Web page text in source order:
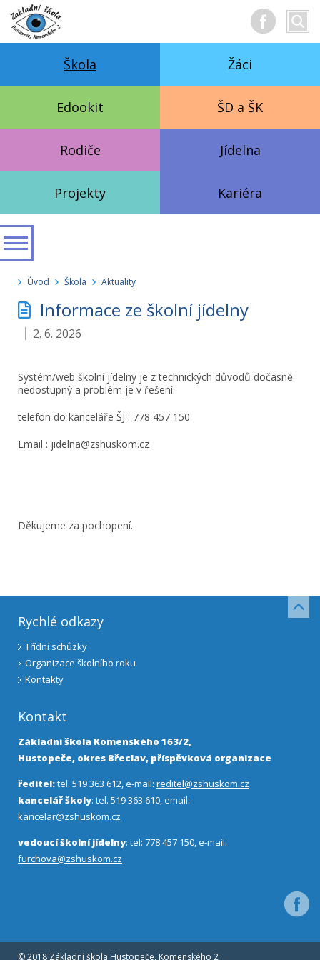
text
Škola Žáci
Edookit ŠD a ŠK
Rodiče Jídelna
Projekty Kariéra
Úvod Škola Aktuality
Informace ze školní jídelny
2. 6. 2026
Systém/web školní jídelny je z technických důvodů dočasně
nedostupný a problém je v řešení.
telefon do kanceláře ŠJ : 778 457 150
Email : jidelna@zshuskom.cz
Děkujeme za pochopení.
Rychlé odkazy
Třídní schůzky
Organizace školního roku
Kontakty
Kontakt
Základní škola Komenského 163/2,
Hustopeče, okres Břeclav, příspěvková organizace
ředitel:tel. 519 363 612, e-mail: reditel@zshuskom.cz
kancelář školy: tel. 519 363 610, email:
kancelar@zshuskom.cz
vedoucí školní jídelny: tel: 778 457 150, e-mail:
furchova@zshuskom.cz
© 2018 Základní škola Hustopeče, Komenského 2